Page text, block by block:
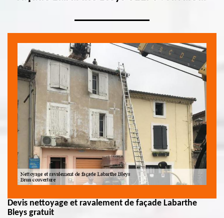
Devis nettoyage et ravalement de façade Labarthe
Bleys gratuit